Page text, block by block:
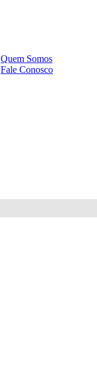
Quem Somos
Fale Conosco